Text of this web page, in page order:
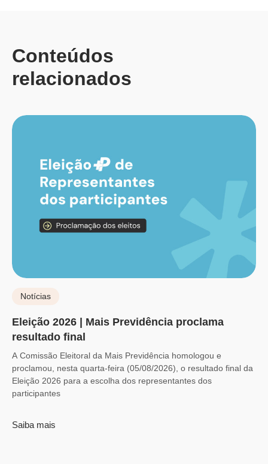
Conteúdos
relacionados
Notícias
Eleição 2026 | Mais Previdência proclama
resultado final
A Comissão Eleitoral da Mais Previdência homologou e
proclamou, nesta quarta-feira (05/08/2026), o resultado final da
Eleição 2026 para a escolha dos representantes dos
participantes
Saiba mais